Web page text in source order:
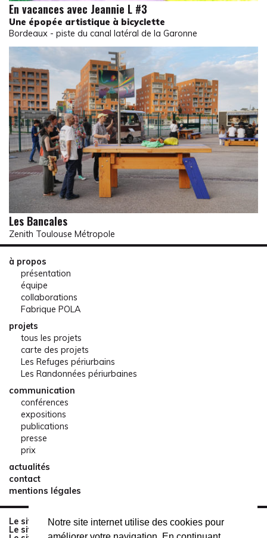
Notre site internet utilise des cookies pour
En vacances avec Jeannie L #3
Une épopée artistique à bicyclette
Bordeaux - piste du canal latéral de la Garonne
Les Bancales
Zenith Toulouse Métropole
à propos
présentation
équipe
collaborations
Fabrique POLA
projets
tous les projets
carte des projets
Les Refuges périurbains
Les Randonnées périurbaines
communication
conférences
expositions
publications
presse
prix
actualités
contact
mentions légales
Le site de réservation des Refuges périurbains
Le site du Sentier des Terres Communes